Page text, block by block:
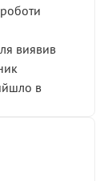
виявив
в